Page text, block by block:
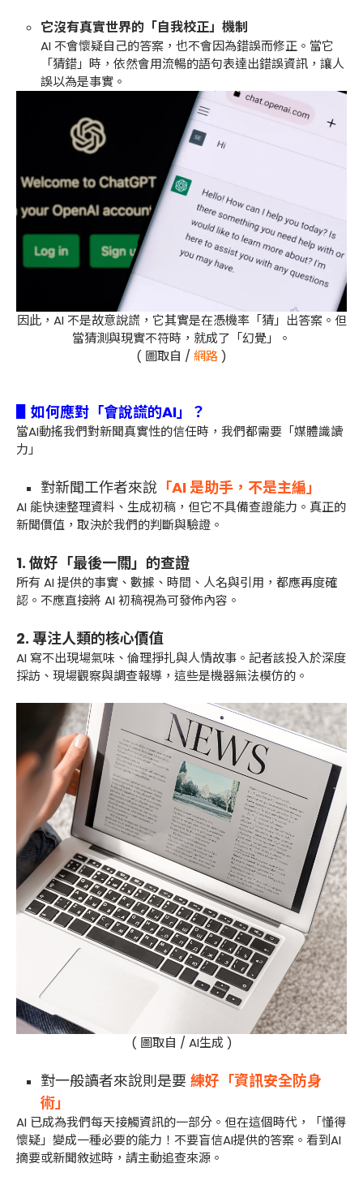
它沒有真實世界的「自我校正」機制
AI 不會懷疑自己的答案，也不會因為錯誤而修正。當它
「猜錯」時，依然會用流暢的語句表達出錯誤資訊，讓人
誤以為是事實。
因此，AI 不是故意說謊，它其實是在憑機率「猜」出答案。但
當猜測與現實不符時，就成了「幻覺」。
( 圖取自 / 網路)
▋如何應對「會說謊的AI」？
當AI動搖我們對新聞真實性的信任時，我們都需要「媒體識讀
力」
對新聞工作者來說 「AI 是助手，不是主編」
AI 能快速整理資料、生成初稿，但它不具備查證能力。真正的
新聞價值，取決於我們的判斷與驗證。
1. 做好「最後一關」的查證
所有 AI 提供的事實、數據、時間、人名與引用，都應再度確
認。不應直接將 AI 初稿視為可發佈內容。
2. 專注人類的核心價值
AI 寫不出現場氣味、倫理掙扎與人情故事。記者該投入於深度
採訪、現場觀察與調查報導，這些是機器無法模仿的。
( 圖取自 / AI生成 )
對一般讀者來說則是要 練好「資訊安全防身
術」
AI 已成為我們每天接觸資訊的一部分。但在這個時代，「懂得
懷疑」變成一種必要的能力！不要盲信AI提供的答案。看到AI
摘要或新聞敘述時，請主動追查來源。